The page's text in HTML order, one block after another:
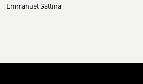
Emmanuel Gallina